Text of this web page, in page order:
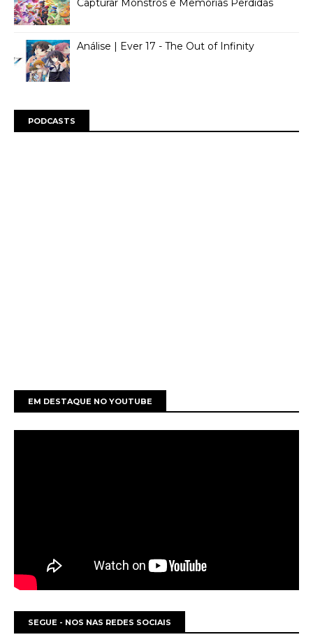
Capturar Monstros e Memórias Perdidas
Análise | Ever 17 - The Out of Infinity
PODCASTS
EM DESTAQUE NO YOUTUBE
SEGUE - NOS NAS REDES SOCIAIS